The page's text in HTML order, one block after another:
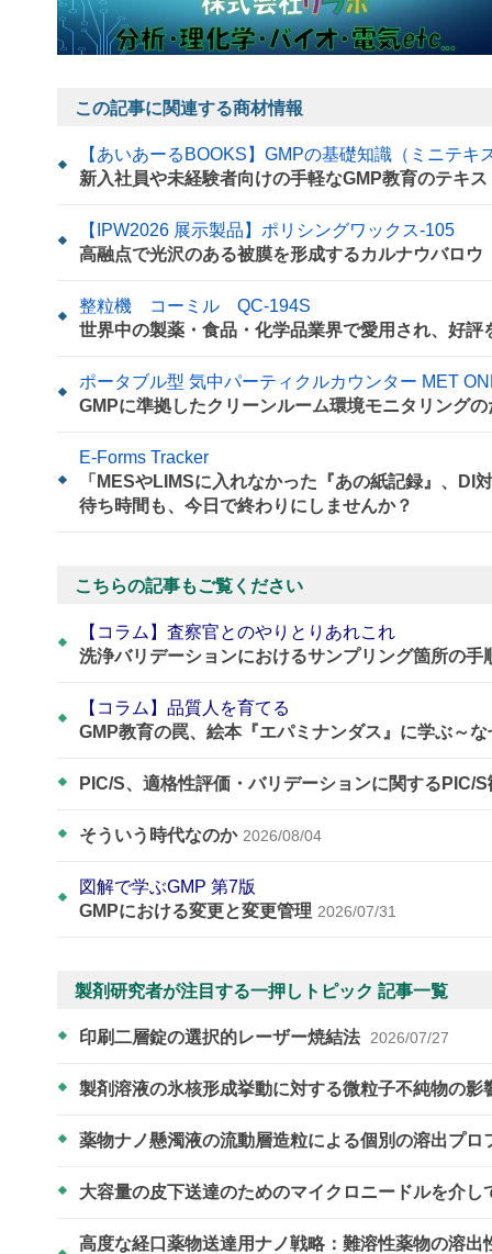
この記事に関連する商材情報
【あいあーるBOOKS】GMPの基礎知識（ミニテキ
新入社員や未経験者向けの手軽なGMP教育のテキ
【IPW2026 展示製品】ポリシングワックス-105
高融点で光沢のある被膜を形成するカルナウバロウ
整粒機 コーミル QC-194S
世界中の製薬・食品・化学品業界で愛用され、好評
ポータブル型 気中パーティクルカウンター MET
GMPに準拠したクリーンルーム環境モニタリング
E-Forms Tracker
「MESやLIMSに入れなかった『あの紙記録』、
待ち時間も、今日で終わりにしませんか？
こちらの記事もご覧ください
【コラム】査察官とのやりとりあれこれ
洗浄バリデーションにおけるサンプリング箇所の手
【コラム】品質人を育てる
GMP教育の罠、絵本『エパミナンダス』に学ぶ～
PIC/S、適格性評価・バリデーションに関するPIC/
そういう時代なのか 2026/08/04
図解で学ぶGMP 第7版
GMPにおける変更と変更管理 2026/07/31
製剤研究者が注目する一押しトピック 記事一覧
印刷二層錠の選択的レーザー焼結法 2026/07/27
製剤溶液の氷核形成挙動に対する微粒子不純物の影
薬物ナノ懸濁液の流動層造粒による個別の溶出プ
大容量の皮下送達のためのマイクロニードルを介
高度な経口薬物送達用ナノ戦略：難溶性薬物の溶